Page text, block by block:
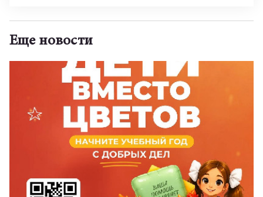
Еще новости